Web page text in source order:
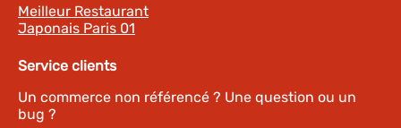
Meilleur Restaurant
Japonais Paris 01
Service clients
Un commerce non référencé ? Une question ou un
bug ?